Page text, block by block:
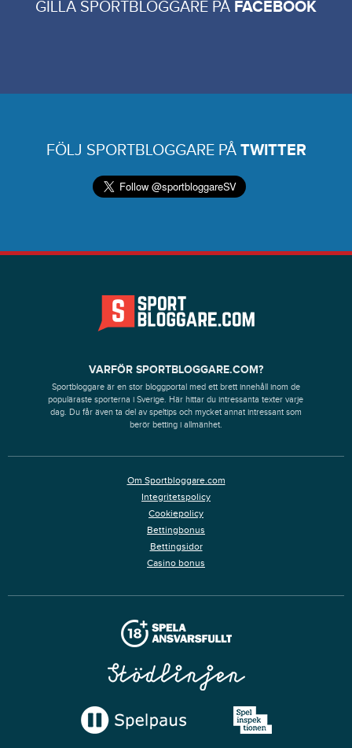
GILLA SPORTBLOGGARE PÅ FACEBOOK
FÖLJ SPORTBLOGGARE PÅ TWITTER
VARFÖR SPORTBLOGGARE.COM?
Sportbloggare är en stor bloggportal med ett brett innehåll inom de
populäraste sporterna i Sverige. Här hittar du intressanta texter varje
dag. Du får även ta del av speltips och mycket annat intressant som
berör betting i allmänhet.
Om Sportbloggare.com
Integritetspolicy
Cookiepolicy
Bettingbonus
Bettingsidor
Casino bonus